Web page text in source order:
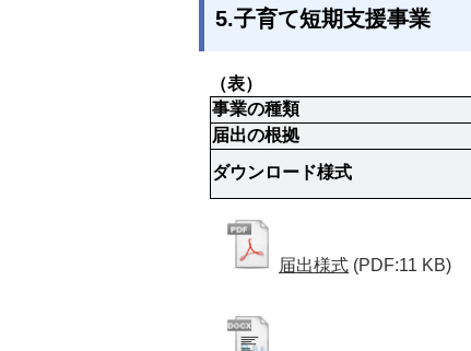
5.子育て短期支援事業
（表）
事業の種類
届出の根拠
ダウンロード様式
届出様式 (PDF:11 KB)